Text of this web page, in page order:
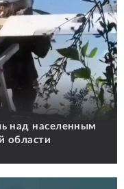
над населенным
области